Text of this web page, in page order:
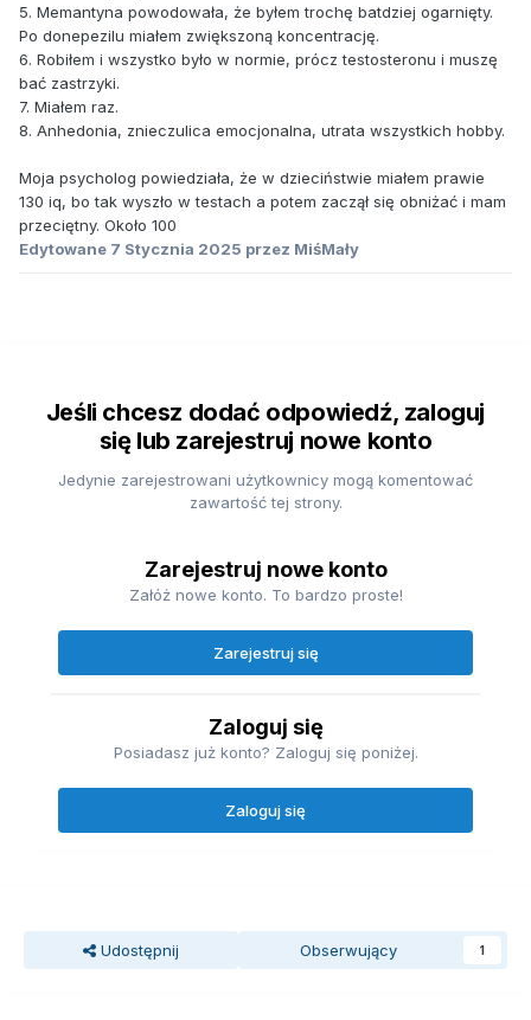
5. Memantyna powodowała, że byłem trochę batdziej ogarnięty.
Po donepezilu miałem zwiększoną koncentrację.
6. Robiłem i wszystko było w normie, prócz testosteronu i muszę
bać zastrzyki.
7. Miałem raz.
8. Anhedonia, znieczulica emocjonalna, utrata wszystkich hobby.
Moja psycholog powiedziała, że w dzieciństwie miałem prawie
130 iq, bo tak wyszło w testach a potem zaczął się obniżać i mam
przeciętny. Około 100
Edytowane 7 Stycznia 2025 przez MiśMały
Jeśli chcesz dodać odpowiedź, zaloguj
się lub zarejestruj nowe konto
Jedynie zarejestrowani użytkownicy mogą komentować
zawartość tej strony.
Zarejestruj nowe konto
Załóż nowe konto. To bardzo proste!
Zarejestruj się
Zaloguj się
Posiadasz już konto? Zaloguj się poniżej.
Zaloguj się
Udostępnij Obserwujący 1